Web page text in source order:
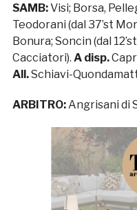
SAMB:Visi; Borsa,
Teodorani (dal 37’st
Bonura; Soncin (dal
Cacciatori). A disp.
All.Schiavi-
ARBITRO:Angrisani di